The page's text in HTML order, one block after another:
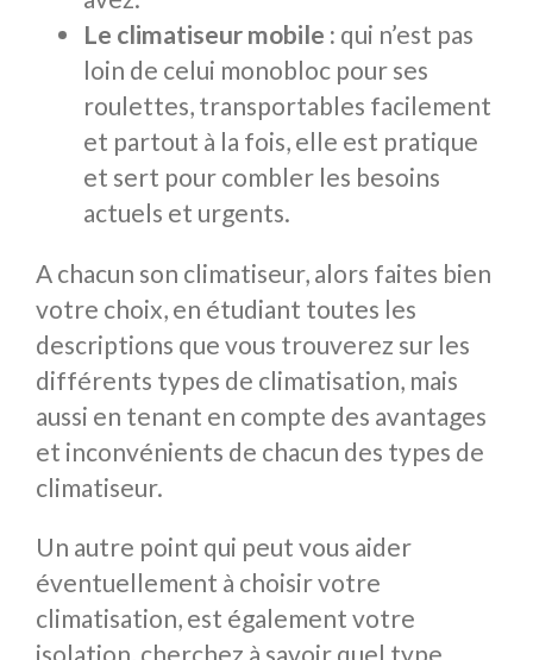
Le climatiseur mobile : qui n’est pas
loin de celui monobloc pour ses
roulettes, transportables facilement
et partout à la fois, elle est pratique
et sert pour combler les besoins
actuels et urgents.
A chacun son climatiseur, alors faites bien
votre choix, en étudiant toutes les
descriptions que vous trouverez sur les
différents types de climatisation, mais
aussi en tenant en compte des avantages
et inconvénients de chacun des types de
climatiseur.
Un autre point qui peut vous aider
éventuellement à choisir votre
climatisation, est également votre
isolation, cherchez à savoir quel type